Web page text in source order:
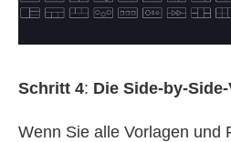
Schritt 4: Die
Wenn Sie alle Vorlagen und